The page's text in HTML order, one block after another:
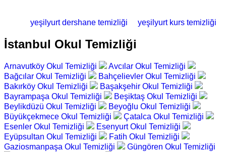
yeşilyurt dershane temizliği yeşilyurt kurs temizliği
İstanbul Okul Temizliği
Arnavutköy Okul Temizliği
Avcılar Okul Temizliği
Bağcılar Okul Temizliği
Bahçelievler Okul Temizliği
Bakırköy Okul Temizliği
Başakşehir Okul Temizliği
Bayrampaşa Okul Temizliği
Beşiktaş Okul Temizliği
Beylikdüzü Okul Temizliği
Beyoğlu Okul Temizliği
Büyükçekmece Okul Temizliği
Çatalca Okul Temizliği
Esenler Okul Temizliği
Esenyurt Okul Temizliği
Eyüpsultan Okul Temizliği
Fatih Okul Temizliği
Gaziosmanpaşa Okul Temizliği
Güngören Okul Temizliği